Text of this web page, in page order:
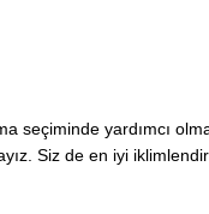
seçiminde yardımcı
Siz de en iyi